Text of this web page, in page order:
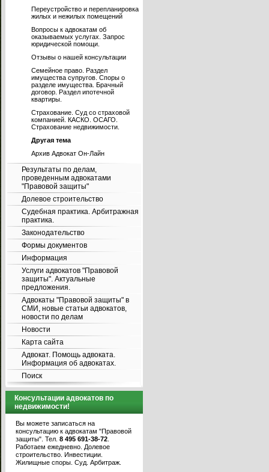
Переустройство и перепланировка
жилых и нежилых помещений
Вопросы к адвокатам об
оказываемых услугах. Запрос
юридической помощи.
Отзывы о нашей консультации
Семейное право. Раздел
имущества супругов. Споры о
разделе имущества. Брачный
договор. Раздел ипотечной
квартиры.
Страхование. Суд со страховой
компанией. КАСКО. ОСАГО.
Страхование недвижимости.
Другая тема
Архив Адвокат Он-Лайн
Результаты по делам,
проведенным адвокатами
"Правовой защиты"
Долевое строительство
Судебная практика. Арбитражная
практика.
Законодательство
Формы документов
Информация
Услуги адвокатов "Правовой
защиты". Актуальные
предложения.
Адвокаты "Правовой защиты" в
СМИ, новые статьи адвокатов,
новости по делам
Новости
Карта сайта
Адвокат. Помощь адвоката.
Информация об адвокатах.
Поиск
Консультации адвокатов по
недвижимости!
Вы можете записаться на
консультацию к адвокатам "Правовой
защиты". Тел. 8 495 691-38-72
Работаем ежедневно. Долевое
строительство. Инвестиции.
Жилищные споры. Суд. Арбитраж.